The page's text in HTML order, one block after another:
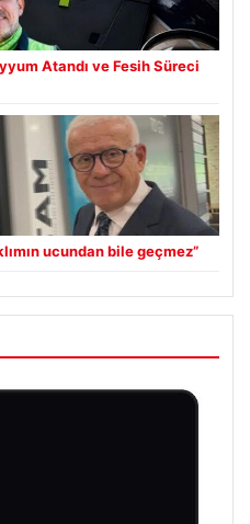
Atandı ve Fesih Süreci
ucundan bile geçmez”